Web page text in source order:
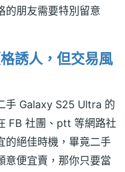
的朋友需要特別留意
誘人，但交易風
手 Galaxy S25 Ultra 的
FB 社團、ptt 等網路社
的絕佳時機，畢竟二手
意便宜賣，那你只要當